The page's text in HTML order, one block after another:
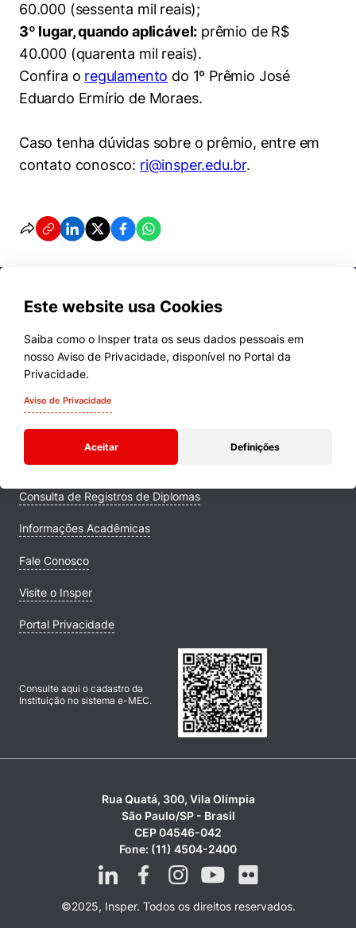
60.000 (sessenta mil reais);
3º lugar, quando aplicável: prêmio de R$
40.000 (quarenta mil reais).
Confira o regulamento do 1º Prêmio José
Eduardo Ermírio de Moraes.
Caso tenha dúvidas sobre o prêmio, entre em
contato conosco: ri@insper.edu.br.
Este website usa Cookies
Saiba como o Insper trata os seus dados pessoais em
nosso Aviso de Privacidade, disponível no Portal da
Privacidade.
Aviso de Privacidade
Aceitar Definições
Cursos
Quem Somos
Comunidade Transforme
Campus
Consulta de Registros de Diplomas
Informações Acadêmicas
Fale Conosco
Visite o Insper
Portal Privacidade
Consulte aqui o cadastro da
Instituição no sistema e-MEC.
Rua Quatá, 300, Vila Olímpia
São Paulo/SP - Brasil
CEP 04546-042
Fone: (11) 4504-2400
©2025, Insper. Todos os direitos reservados.